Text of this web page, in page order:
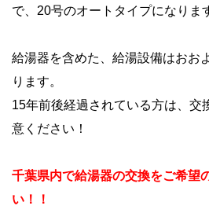
で、20号のオートタイプになりま
給湯器を含めた、給湯設備はおお
ります。
15年前後経過されている方は、交
意ください！
千葉県内で給湯器の交換をご希望
い！！